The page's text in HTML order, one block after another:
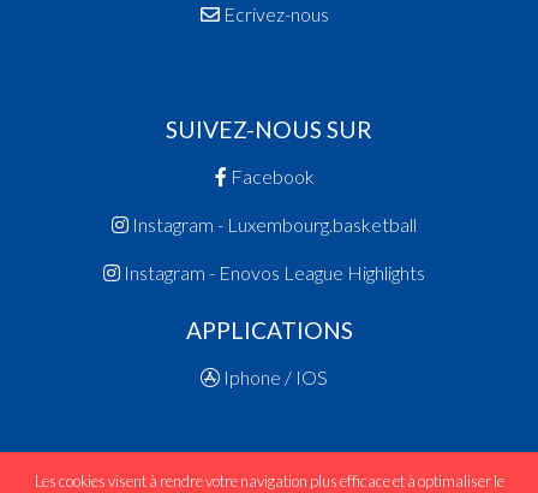
Ecrivez-nous
SUIVEZ-NOUS SUR
Facebook
Instagram - Luxembourg.basketball
Instagram - Enovos League Highlights
APPLICATIONS
Iphone / IOS
Les cookies visent à rendre votre navigation plus efficace et à optimaliser le